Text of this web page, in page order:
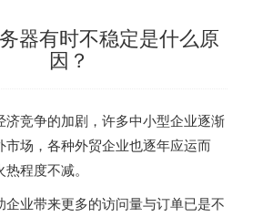
器有时不稳定是什么原
因？
济竞争的加剧，许多中小型企业逐渐
市场，各种外贸企业也逐年应运而
程度不减。
企业带来更多的访问量与订单已是不